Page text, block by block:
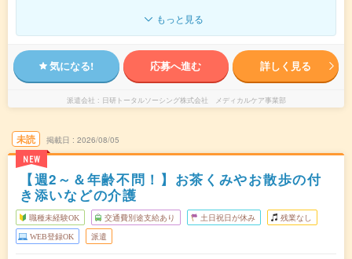
もっと見る
気になる! 応募へ進む 詳しく見る
派遣会社 日研トータルソーシング株式会社 メディカルケア事業部
未読
NEW
掲載日 2026/08/05
【週2～＆年齢不問！】お茶くみやお散歩の付
き添いなどの介護
職種未経験OK 交通費別途支給あり 土日祝日が休み 残業なし
WEB登録OK 派遣